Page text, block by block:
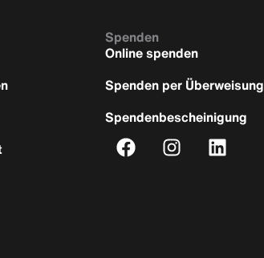
Spenden
Online spenden
Spenden per Überweisung
Spendenbescheinigung